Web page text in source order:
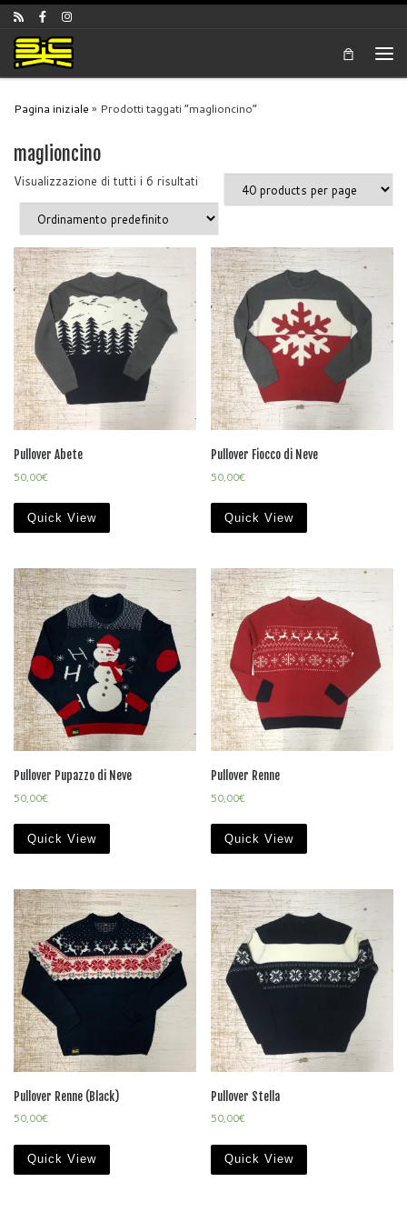
Skip to content
Pagina iniziale » Prodotti taggati “maglioncino”
maglioncino
Visualizzazione di tutti i 6 risultati
Pullover Abete
50,00€
Quick View
Pullover Fiocco di Neve
50,00€
Quick View
Pullover Pupazzo di Neve
50,00€
Quick View
Pullover Renne
50,00€
Quick View
Pullover Renne (Black)
50,00€
Quick View
Pullover Stella
50,00€
Quick View